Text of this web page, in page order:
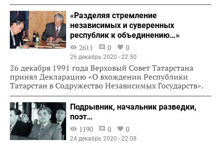
«Разделяя стремление
независимых и суверенных
республик к объединению…»
2611
0 0
26 декабрь 2020 - 22:50
26 декабря 1991 года Верховый Совет Татарстана
принял Декларацию «О вхождении Республики
Татарстан в Содружество Независимых Государств».
Подрывник, начальник разведки,
поэт…
1190
0 0
24 декабрь 2020 - 22:08